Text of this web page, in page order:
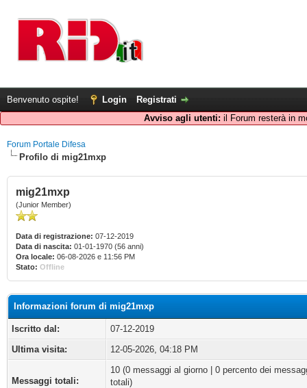
Benvenuto ospite! Login
Registrati
Avviso agli utenti: il Forum resterà in
Forum Portale Difesa
Profilo di mig21mxp
mig21mxp
(Junior Member)
Data di registrazione: 07-12-2019
Data di nascita: 01-01-1970 (56 anni)
Ora locale: 06-08-2026 e 11:56 PM
Stato: Offline
Informazioni forum di mig21mxp
Iscritto dal:
07-12-2019
Ultima visita:
12-05-2026, 04:18 PM
Messaggi totali:
10 (0 messaggi al giorno | 0 percento dei
totali)